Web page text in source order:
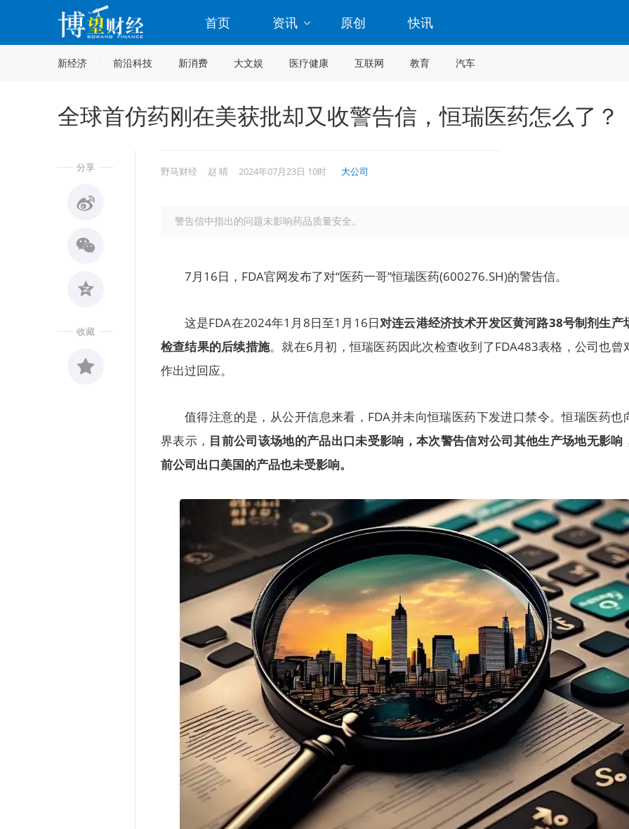
首页 资讯 原创 快讯
新经济 前沿科技 新消费 大文娱 医疗健康 互联网 教育 汽车
全球首仿药刚在美获批却又收警告信，恒瑞医药怎么了？
分享
收藏
野马财经 赵 晴 2024年07月23日 10时 大公司
警告信中指出的问题未影响药品质量安全。
7月16日，FDA官网发布了对“医药一哥”恒瑞医药(600276.SH)的警告信。
这是FDA在2024年1月8日至1月16日对连云港经济技术开发区黄河路38号制剂生产
检查结果的后续措施。就在6月初，恒瑞医药因此次检查收到了FDA483表格，公司也曾
作出过回应。
值得注意的是，从公开信息来看，FDA并未向恒瑞医药下发进口禁令。恒瑞医药也
界表示， 目前公司该场地的产品出口未受影响，本次警告信对公司其他生产场地无影响
前公司出口美国的产品也未受影响。